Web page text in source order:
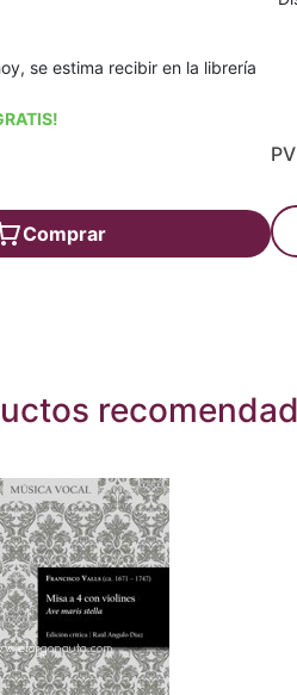
se estima recibir en la librería
Comprar